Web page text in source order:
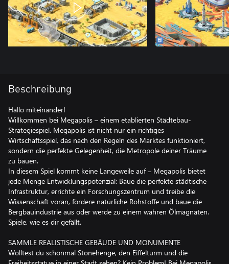
Beschreibung
Hallo miteinander!
Willkommen bei Megapolis – einem etablierten Städtebau-
Strategiespiel. Megapolis ist nicht nur ein richtiges
Wirtschaftsspiel, das nach den Regeln des Marktes funktioniert,
sondern die perfekte Gelegenheit, die Metropole deiner Träume
zu bauen.
In diesem Spiel kommt keine Langeweile auf – Megapolis bietet
jede Menge Entwicklungspotenzial: Baue die perfekte städtische
Infrastruktur, errichte ein Forschungszentrum und treibe die
Wissenschaft voran, fördere natürliche Rohstoffe und baue die
Bergbauindustrie aus oder werde zu einem wahren Ölmagnaten.
Spiele, wie es dir gefällt.
SAMMLE REALISTISCHE GEBÄUDE UND MONUMENTE
Wolltest du schonmal Stonehenge, den Eiffelturm und die